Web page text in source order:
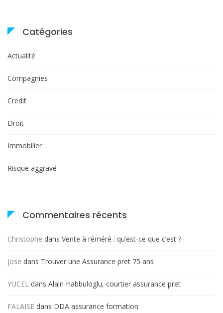
Catégories
Actualité
Compagnies
Credit
Droit
Immobilier
Risque aggravé
Commentaires récents
Christophe dans Vente à réméré : qu’est-ce que c’est ?
jose dans Trouver une Assurance pret 75 ans
YUCEL dans Alain Habbuloglu, courtier assurance pret
FALAISE dans DDA assurance formation